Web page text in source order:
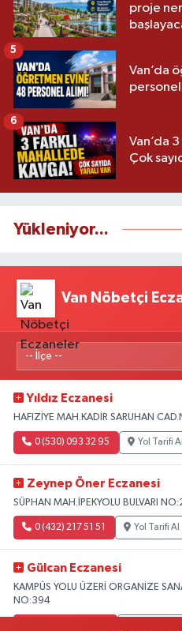
proje
Van’da
personel
5
Van’da
Çok
6
Yükleniyor...
Van Nöbetçi
Yıldız Eczanesi
HAFIZİYE MAH.KADİR SARUHAN
0 (530) 093 32 95 Yol Tarifi Al
Zeynep Öner Eczanesi
SÜPHAN MAH.İPEKYOLU BULVARI
0 (432) 217 51 51 Yol Tarifi Al
Gülcan Eczanesi
KAMPÜS YOLU ÜZERİ ORGANİZE
NO:394